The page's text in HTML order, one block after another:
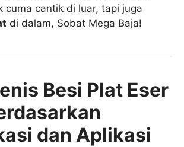
cuma cantik di luar, tapi juga
di dalam, Sobat Mega Baja!
Besi Plat Eser
dan Aplikasi